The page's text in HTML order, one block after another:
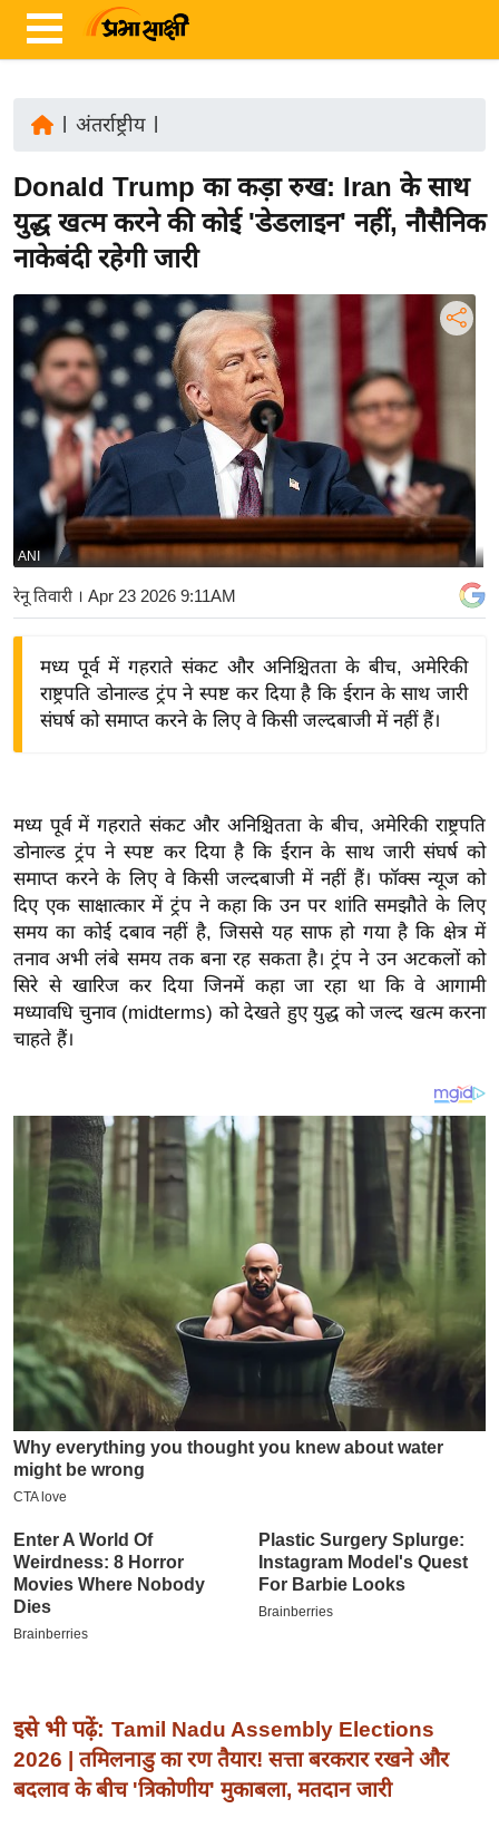
ज़ा
ख
ब
र
रा
य
अं
ष्ट्री
बि
ज़
ने
द्यो
त
वि
शे
ष
ज्ञ
रा
य
ब
खे
ट
I
P
L
2
0
2
6
क्रा
म
ई
-
मि
सा
ल
अंतर्राष्ट्रीय|
Donald Trump का कड़ा रुख: Iran के साथ
युद्ध खत्म करने की कोई 'डेडलाइन' नहीं, नौसैनिक
नाकेबंदी रहेगी जारी
ANI
रेनू तिवारी । Apr 23 2026 9:11AM
मध्य पूर्व में गहराते संकट और अनिश्चितता के बीच, अमेरिकी
राष्ट्रपति डोनाल्ड ट्रंप ने स्पष्ट कर दिया है कि ईरान के साथ जारी
संघर्ष को समाप्त करने के लिए वे किसी जल्दबाजी में नहीं हैं।
मध्य पूर्व में गहराते संकट और अनिश्चितता के बीच, अमेरिकी राष्ट्रपति
डोनाल्ड ट्रंप ने स्पष्ट कर दिया है कि ईरान के साथ जारी संघर्ष को
समाप्त करने के लिए वे किसी जल्दबाजी में नहीं हैं। फॉक्स न्यूज को
दिए एक साक्षात्कार में ट्रंप ने कहा कि उन पर शांति समझौते के लिए
समय का कोई दबाव नहीं है, जिससे यह साफ हो गया है कि क्षेत्र में
तनाव अभी लंबे समय तक बना रह सकता है। ट्रंप ने उन अटकलों को
सिरे से खारिज कर दिया जिनमें कहा जा रहा था कि वे आगामी
मध्यावधि चुनाव (midterms) को देखते हुए युद्ध को जल्द खत्म करना
चाहते हैं।
इसे भी पढ़ें: Tamil Nadu Assembly Elections
2026 | तमिलनाडु का रण तैयार! सत्ता बरकरार रखने और
बदलाव के बीच 'त्रिकोणीय' मुकाबला, मतदान जारी